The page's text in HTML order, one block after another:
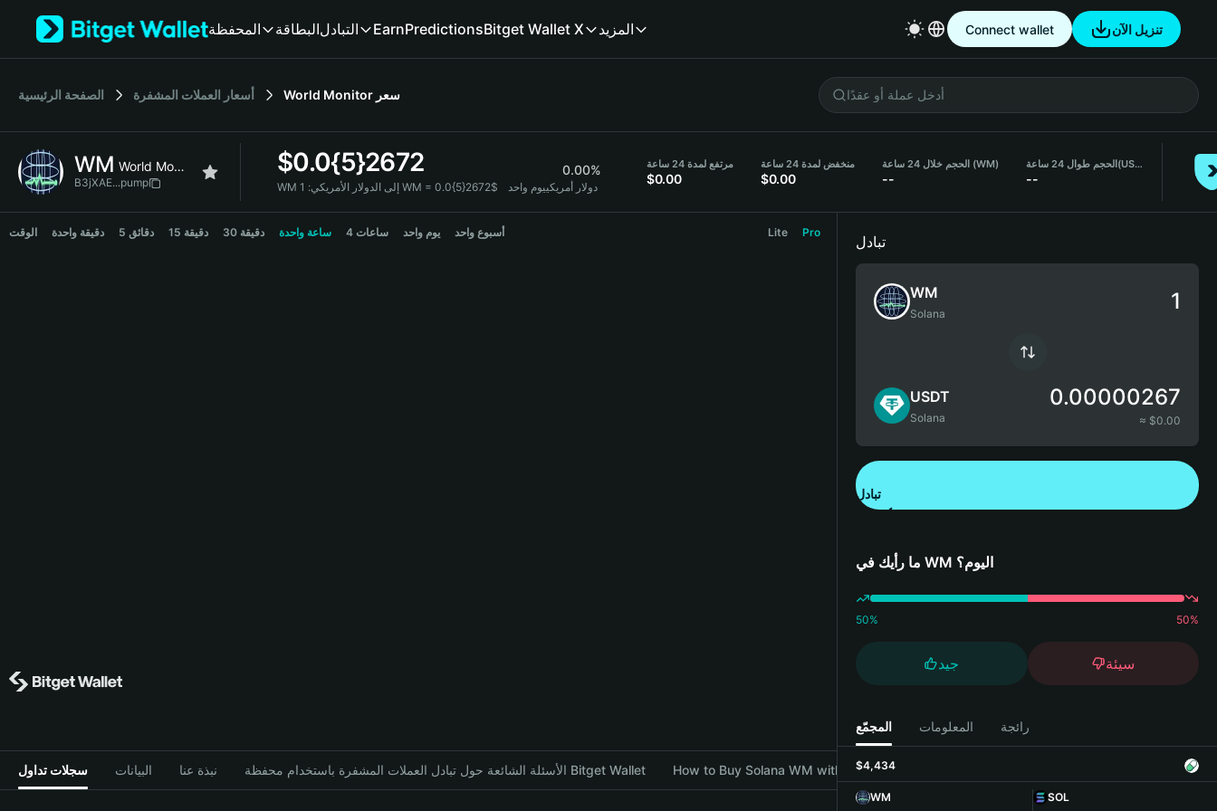
Tiếng Việt
Español (Latinoamérica)
Français
Deutsch
繁體中文
المحفظة البطاقةالتبادل EarnPredictionsBitget Wallet X المزيد Connect wallet تنزيل الآن
الصفحة الرئيسية أسعار العملات المشفرة World Monitor سعر
WM World Monitor
B3jXAE...pump
$0.0{5}2672 0.00%
WM إلى الدولار الأمريكي: 1 WM = 0.0{5}2672$ دولار أمريكييوم واحد
مرتفع لمدة 24 ساعة
$0.00
منخفض لمدة 24 ساعة
$0.00
الحجم خلال 24 ساعة (WM)
--
الحجم طوال 24 ساعة(USDT)
--
WM Price Chart
الوقت دقيقة واحدة 5 دقائق 15 دقيقة 30 دقيقة ساعة واحدة 4 ساعات يوم واحد أسبوع واحد Lite Pro
سجلات تداول البيانات نبذة عنا الأسئلة الشائعة حول تبادل العملات المشفرة باستخدام محفظة Bitget Wallet How to Buy Solana WM with Bitget Wallet
تبادل
WM
Solana
USDT
Solana
0.00000267
≈ $0.00
تبادل
ما رأيك في WM اليوم؟
50% 50%
جيد سيئة
المجمّع المعلومات رائجة
$4,434
WM
SOL